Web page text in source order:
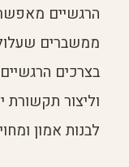
הרגשיים
ממשברים
בצרכים
וליצור תקשורת
לבנות אמון